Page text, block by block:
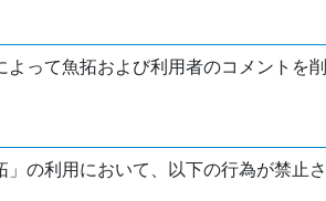
って魚拓および利用者のコメントを
の利用において、以下の行為が禁止さ